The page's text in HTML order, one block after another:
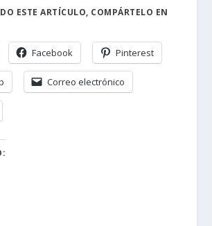
ESTE ARTÍCULO, COMPÁRTELO EN
Facebook Pinterest
Correo electrónico